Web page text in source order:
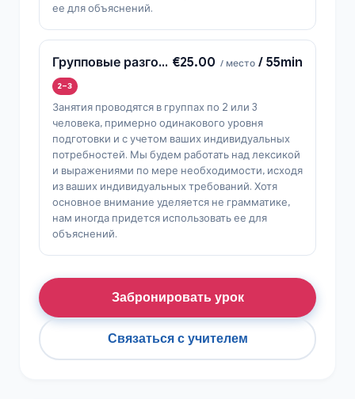
ее для объяснений.
Групповые разговорные занятия €25.00 / место / 55min
2–3
Занятия проводятся в группах по 2 или 3
человека, примерно одинакового уровня
подготовки и с учетом ваших индивидуальных
потребностей. Мы будем работать над лексикой
и выражениями по мере необходимости, исходя
из ваших индивидуальных требований. Хотя
основное внимание уделяется не грамматике,
нам иногда придется использовать ее для
объяснений.
Забронировать урок
Связаться с учителем